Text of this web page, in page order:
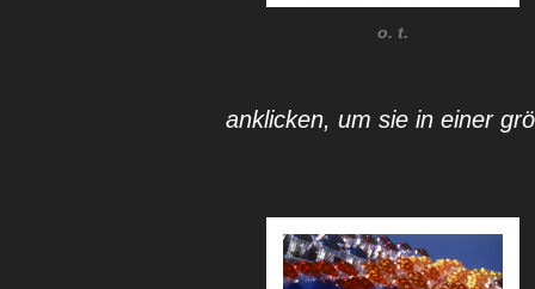
o. t.
anklicken, um sie in einer